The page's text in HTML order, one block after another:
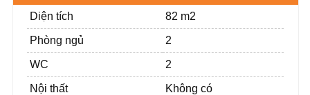
Diện tích 82 m2
Phòng ngủ 2
WC 2
Nội thất Không có